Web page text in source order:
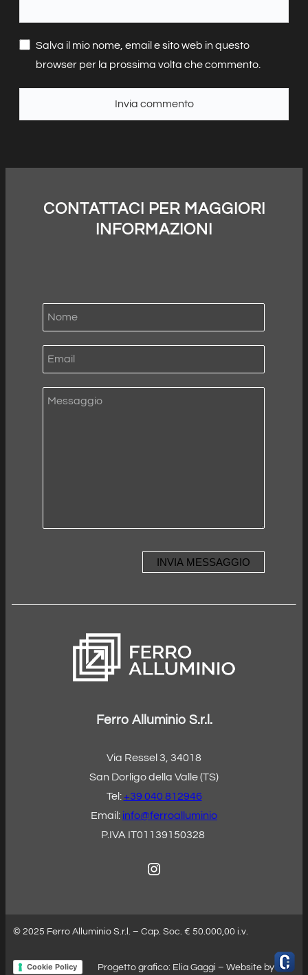
Salva il mio nome, email e sito web in questo
browser per la prossima volta che commento.
CONTATTACI PER MAGGIORI
INFORMAZIONI
INVIA MESSAGGIO
Ferro Alluminio S.r.l.
Via Ressel 3, 34018
San Dorligo della Valle (TS)
Tel:+39 040 812946
Email: info@ferroalluminio
P.IVA IT01139150328
Instagram
© 2025 Ferro Alluminio S.r.l. – Cap. Soc. € 50.000,00 i.v.
Cookie Policy Progetto grafico: Elia Gaggi – Website by